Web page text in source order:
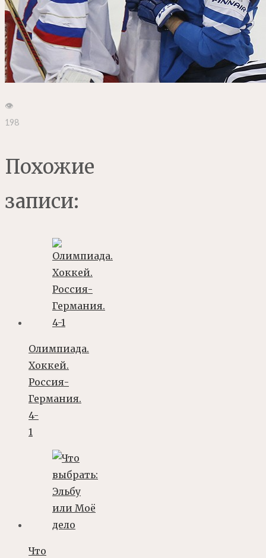
👁
198
Похожие
записи:
Олимпиада.
Хоккей.
Россия-
Германия.
4-
1
Что